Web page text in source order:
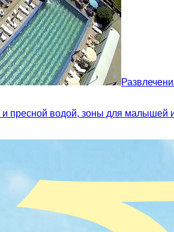
пресной водой, зоны для малышей